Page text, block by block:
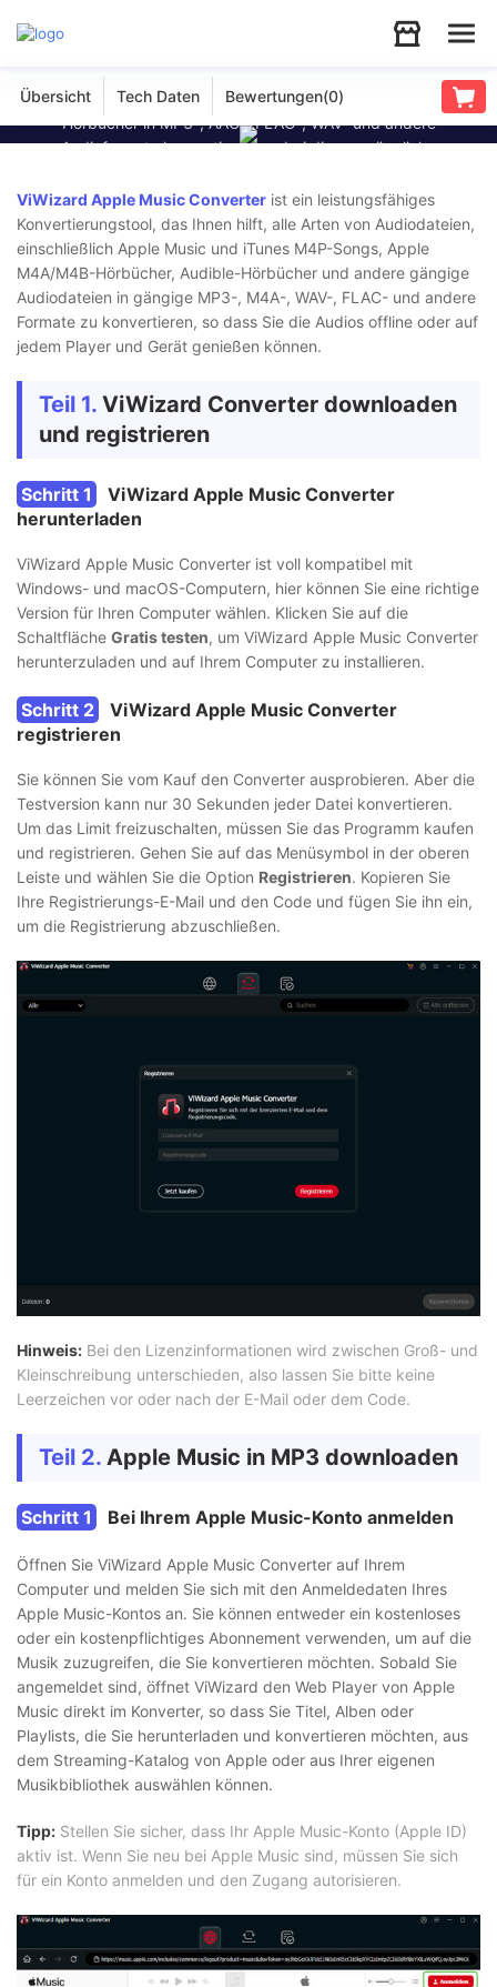
Audio
Support
Download
Übersicht Tech Daten Bewertungen(0)
ViWizard Apple Music Converter wurde entwickelt, geschützte
Audiodateien wie Apple Music, iTunes-Musik und Audible-
Hörbücher in MP3-, AAC-, FLAC-, WAV- und andere
Audioformate konvertieren, wobei die ursprüngliche
Sie Parameter bei Bedarf anpassen.
Gratis testen Jetzt kaufen
ViWizard Apple Music Converter ist ein leistungsfähiges
Konvertierungstool, das Ihnen hilft, alle Arten von Audiodateien,
einschließlich Apple Music und iTunes M4P-Songs, Apple
M4A/M4B-Hörbücher, Audible-Hörbücher und andere gängige
Audiodateien in gängige MP3-, M4A-, WAV-, FLAC- und andere
Formate zu konvertieren, so dass Sie die Audios offline oder auf
jedem Player und Gerät genießen können.
Teil 1. ViWizard Converter downloaden
und registrieren
Schritt 1
ViWizard Apple Music Converter
herunterladen
ViWizard Apple Music Converter ist voll kompatibel mit
Windows- und macOS-Computern, hier können Sie eine richtige
Version für Ihren Computer wählen. Klicken Sie auf die
Schaltfläche Gratis testen, um ViWizard Apple Music Converter
herunterzuladen und auf Ihrem Computer zu installieren.
Schritt 2
ViWizard Apple Music Converter
registrieren
Sie können Sie vom Kauf den Converter ausprobieren. Aber die
Testversion kann nur 30 Sekunden jeder Datei konvertieren.
Um das Limit freizuschalten, müssen Sie das Programm kaufen
und registrieren. Gehen Sie auf das Menüsymbol in der oberen
Leiste und wählen Sie die Option Registrieren. Kopieren Sie
Ihre Registrierungs-E-Mail und den Code und fügen Sie ihn ein,
um die Registrierung abzuschließen.
Hinweis: Bei den Lizenzinformationen wird zwischen Groß- und
Kleinschreibung unterschieden, also lassen Sie bitte keine
Leerzeichen vor oder nach der E-Mail oder dem Code.
Teil 2. Apple Music in MP3 downloaden
Schritt 1 Bei Ihrem Apple Music-Konto anmelden
Öffnen Sie ViWizard Apple Music Converter auf Ihrem
Computer und melden Sie sich mit den Anmeldedaten Ihres
Apple Music-Kontos an. Sie können entweder ein kostenloses
oder ein kostenpflichtiges Abonnement verwenden, um auf die
Musik zuzugreifen, die Sie konvertieren möchten. Sobald Sie
angemeldet sind, öffnet ViWizard den Web Player von Apple
Music direkt im Konverter, so dass Sie Titel, Alben oder
Playlists, die Sie herunterladen und konvertieren möchten, aus
dem Streaming-Katalog von Apple oder aus Ihrer eigenen
Musikbibliothek auswählen können.
Tipp: Stellen Sie sicher, dass Ihr Apple Music-Konto (Apple ID)
aktiv ist. Wenn Sie neu bei Apple Music sind, müssen Sie sich
für ein Konto anmelden und den Zugang autorisieren.